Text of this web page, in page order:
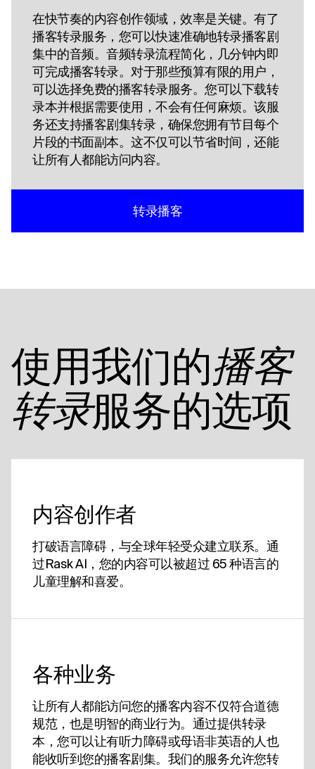
在快节奏的内容创作领域，效率是关键。有了
播客转录服务，您可以快速准确地转录播客剧
集中的音频。音频转录流程简化，几分钟内即
可完成播客转录。对于那些预算有限的用户，
可以选择免费的播客转录服务。您可以下载转
录本并根据需要使用，不会有任何麻烦。该服
务还支持播客剧集转录，确保您拥有节目每个
片段的书面副本。这不仅可以节省时间，还能
让所有人都能访问内容。
转录播客
使用我们的播客
转录服务的选项
内容创作者
打破语言障碍，与全球年轻受众建立联系。通
过Rask AI，您的内容可以被超过 65 种语言的
儿童理解和喜爱。
各种业务
让所有人都能访问您的播客内容不仅符合道德
规范，也是明智的商业行为。通过提供转录
本，您可以让有听力障碍或母语非英语的人也
能收听到您的播客剧集。我们的服务允许您转